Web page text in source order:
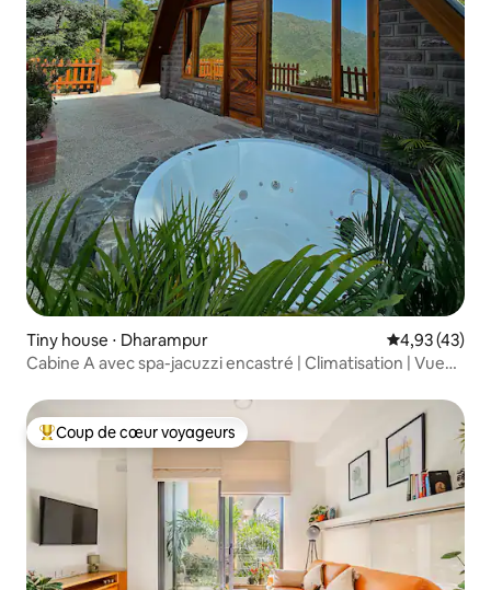
Tiny house ⋅ Dharampur Évaluation
4,93 (43)
Cabine A avec spa-jacuzzi encastré | Climatisation | Vue
Coups de cœur voyageurs les plus appréciés
Coup de cœur voyageurs